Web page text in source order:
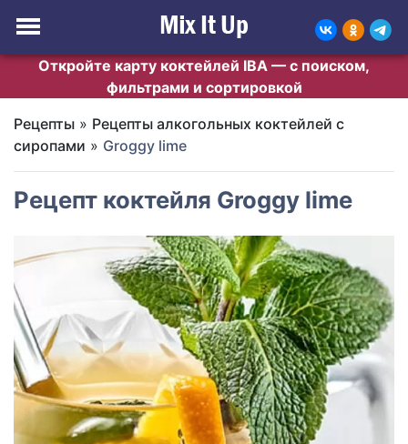
Откройте карту коктейлей IBA — с поиском,
фильтрами и сортировкой
Рецепты » Рецепты алкогольных коктейлей с
сиропами » Groggy lime
Рецепт коктейля Groggy lime